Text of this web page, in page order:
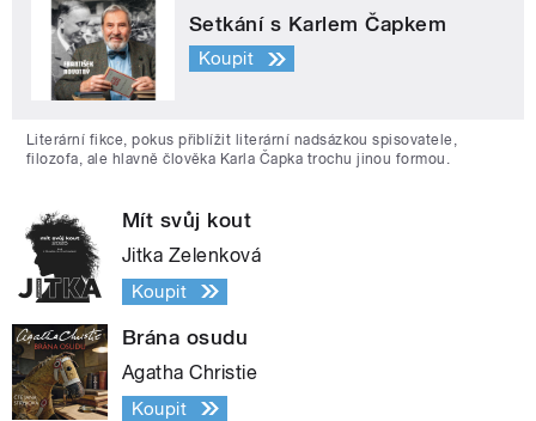
Setkání s Karlem Čapkem
Koupit
Literární fikce, pokus přiblížit literární nadsázkou spisovatele,
filozofa, ale hlavně člověka Karla Čapka trochu jinou formou.
Mít svůj kout
Jitka Zelenková
Koupit
Brána osudu
Agatha Christie
Koupit